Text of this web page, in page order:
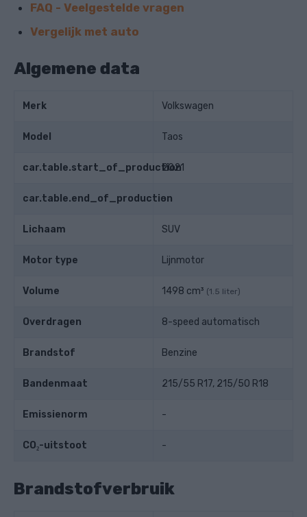
FAQ - Veelgestelde vragen
Vergelijk met auto
Algemene data
Merk Volkswagen
Model Taos
car.table.start_of_production
2021
car.table.end_of_production
-
Lichaam SUV
Motor type Lijnmotor
Volume 1498 cm³ (1.5 liter)
Overdragen 8-speed automatisch
Brandstof Benzine
Bandenmaat 215/55 R17, 215/50 R18
Emissienorm -
CO₂-uitstoot -
Brandstofverbruik